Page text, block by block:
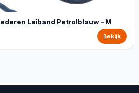
Leiband Petrolblauw - M
Bekijk